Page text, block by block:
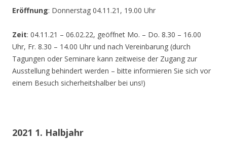
Eröffnung: Donnerstag 04.11.21, 19.00 Uhr
Zeit: 04.11.21 – 06.02.22, geöffnet Mo. – Do. 8.30 – 16.00
Uhr, Fr. 8.30 – 14.00 Uhr und nach Vereinbarung (durch
Tagungen oder Seminare kann zeitweise der Zugang zur
Ausstellung behindert werden – bitte informieren Sie sich vor
einem Besuch sicherheitshalber bei uns!)
2021 1. Halbjahr